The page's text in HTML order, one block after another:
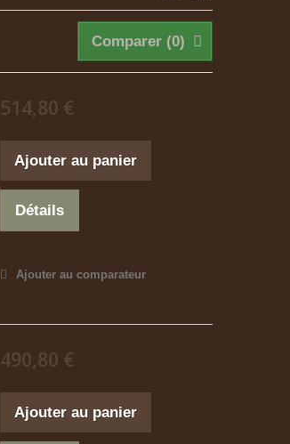
Comparer (0)
514,80 €
Ajouter au panier
Détails
Ajouter au comparateur
490,80 €
Ajouter au panier